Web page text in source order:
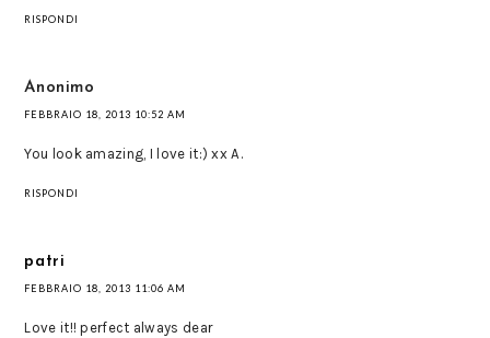
RISPONDI
Anonimo
FEBBRAIO 18, 2013 10:52 AM
You look amazing, I love it:) xx A.
RISPONDI
patri
FEBBRAIO 18, 2013 11:06 AM
Love it!! perfect always dear